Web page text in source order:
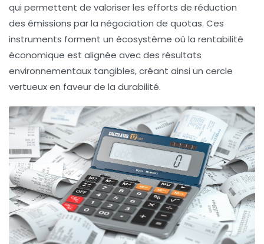
qui permettent de valoriser les efforts de réduction
des émissions par la négociation de quotas. Ces
instruments forment un écosystème où la rentabilité
économique est alignée avec des résultats
environnementaux tangibles, créant ainsi un cercle
vertueux en faveur de la durabilité.